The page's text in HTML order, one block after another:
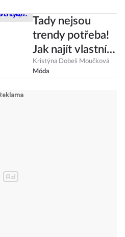
Tady nejsou
trendy potřeba!
Jak najít vlastní
módní styl, který
vás bude bavit?
Kristýna Dobeš Moučková
Móda